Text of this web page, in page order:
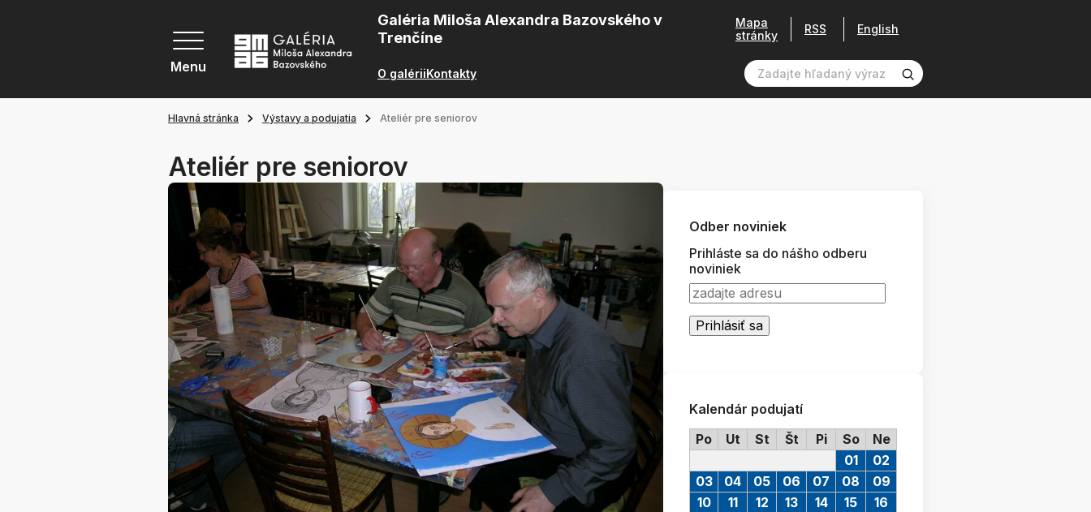
Menu
Galéria Miloša Alexandra Bazovského v
Trenčíne
O galériiKontakty
Mapa
stránky
RSS English
Hlavná stránka Výstavy a podujatia Ateliér pre seniorov
Ateliér pre seniorov
Odber noviniek
Prihláste sa do nášho odberu
noviniek
Kalendár podujatí
Po
Ut St Št Pi So Ne
01
02
03
04 05 06 07 08
09
10
11 12 13 14 15
16